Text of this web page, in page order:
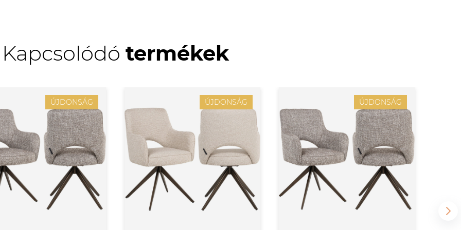
Kapcsolódó termékek
ÚJDONSÁG ÚJDONSÁG ÚJDONSÁG